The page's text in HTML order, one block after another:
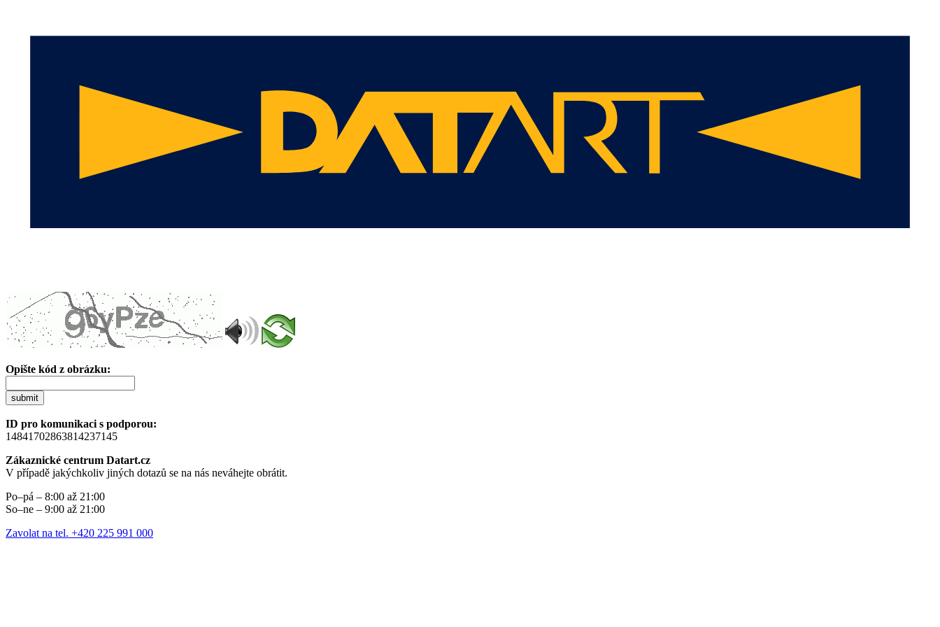
Opište kód z obrázku:
submit
ID pro komunikaci s podporou:
14841702863814237145
Zákaznické centrum Datart.cz
V případě jakýchkoliv jiných dotazů se na nás neváhejte obrátit.
Po–pá – 8:00 až 21:00
So–ne – 9:00 až 21:00
Zavolat na tel. +420 225 991 000